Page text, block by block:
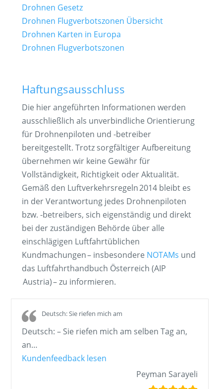
Drohnen Gesetz
Drohnen Flugverbotszonen Übersicht
Drohnen Karten in Europa
Drohnen Flugverbotszonen
Haftungsausschluss
Die hier angeführten Informationen werden
ausschließlich als unverbindliche Orientierung
für Drohnenpiloten und -betreiber
bereitgestellt. Trotz sorgfältiger Aufbereitung
übernehmen wir keine Gewähr für
Vollständigkeit, Richtigkeit oder Aktualität.
Gemäß den Luftverkehrsregeln 2014 bleibt es
in der Verantwortung jedes Drohnenpiloten
bzw. -betreibers, sich eigenständig und direkt
bei der zuständigen Behörde über alle
einschlägigen Luftfahrt­üblichen
Kundmachungen – insbesondere NOTAMs und
das Luftfahrthandbuch Österreich (AIP
Austria) – zu informieren.
Deutsch: Sie riefen mich am
Deutsch: – Sie riefen mich am selben Tag an,
an…
Kundenfeedback lesen
Peyman Sarayeli